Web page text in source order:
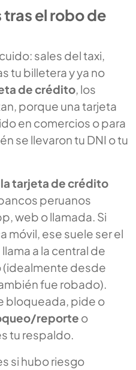
el robo de
sales del taxi,
tu billetera y ya no
de crédito, los
porque una tarjeta
en comercios o para
se llevaron tu DNI o tu
tarjeta de crédito
peruanos
web o llamada. Si
móvil, ese suele ser el
a la central de
(idealmente desde
fue robado).
bloqueada, pide o
reporte o
tu respaldo.
si hubo riesgo